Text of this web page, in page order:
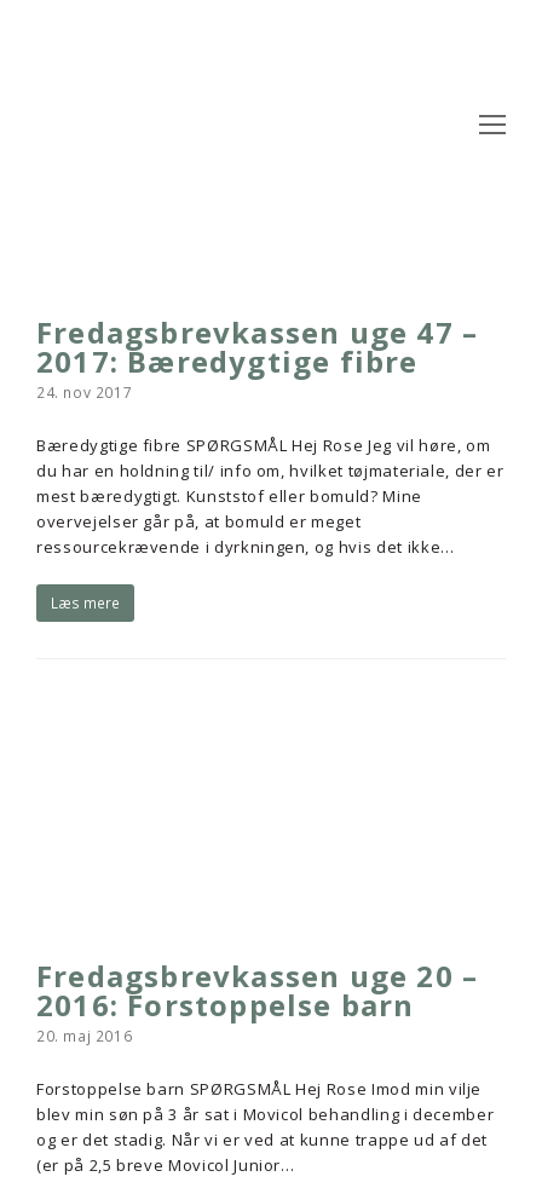
Fredagsbrevkassen uge 47 –
2017: Bæredygtige fibre
24. nov 2017
Bæredygtige fibre SPØRGSMÅL Hej Rose Jeg vil høre, om
du har en holdning til/ info om, hvilket tøjmateriale, der er
mest bæredygtigt. Kunststof eller bomuld? Mine
overvejelser går på, at bomuld er meget
ressourcekrævende i dyrkningen, og hvis det ikke…
Læs mere
Fredagsbrevkassen uge 20 –
2016: Forstoppelse barn
20. maj 2016
Forstoppelse barn SPØRGSMÅL Hej Rose Imod min vilje
blev min søn på 3 år sat i Movicol behandling i december
og er det stadig. Når vi er ved at kunne trappe ud af det
(er på 2,5 breve Movicol Junior…